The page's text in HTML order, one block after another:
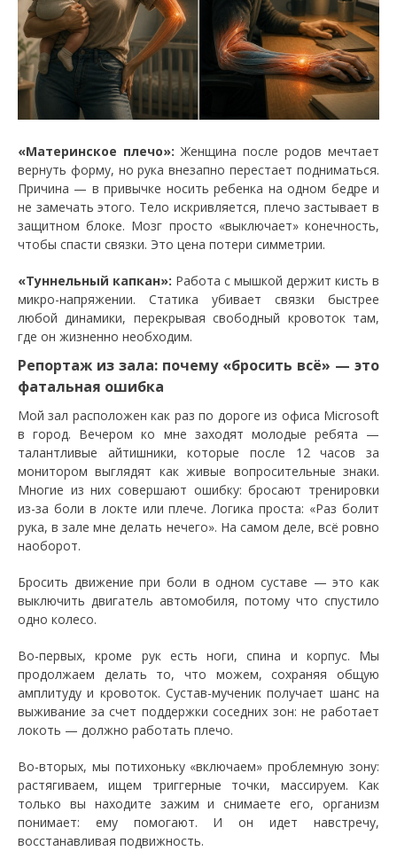
«Материнское плечо»:Женщина после родов мечтает
вернуть форму, но рука внезапно перестает подниматься.
Причина — в привычке носить ребенка на одном бедре и
не замечать этого. Тело искривляется, плечо застывает в
защитном блоке. Мозг просто «выключает» конечность,
чтобы спасти связки. Это цена потери симметрии.
«Туннельный капкан»: Работа с мышкой держит кисть в
микро-напряжении. Статика убивает связки быстрее
любой динамики, перекрывая свободный кровоток там,
где он жизненно необходим.
Репортаж из зала: почему «бросить всё» — это
фатальная ошибка
Мой зал расположен как раз по дороге из офиса Microsoft
в город. Вечером ко мне заходят молодые ребята —
талантливые айтишники, которые после 12 часов за
монитором выглядят как живые вопросительные знаки.
Многие из них совершают ошибку: бросают тренировки
из-за боли в локте или плече. Логика проста: «Раз болит
рука, в зале мне делать нечего». На самом деле, всё ровно
наоборот.
Бросить движение при боли в одном суставе — это как
выключить двигатель автомобиля, потому что спустило
одно колесо.
Во-первых, кроме рук есть ноги, спина и корпус. Мы
продолжаем делать то, что можем, сохраняя общую
амплитуду и кровоток. Сустав-мученик получает шанс на
выживание за счет поддержки соседних зон: не работает
локоть — должно работать плечо.
Во-вторых, мы потихоньку «включаем» проблемную зону:
растягиваем, ищем триггерные точки, массируем. Как
только вы находите зажим и снимаете его, организм
понимает: ему помогают. И он идет навстречу,
восстанавливая подвижность.